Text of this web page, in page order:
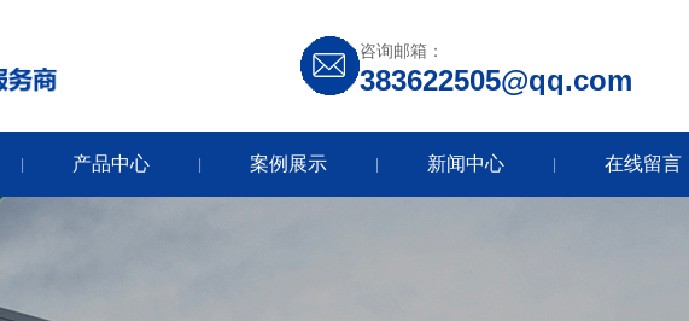
咨询邮箱：
383622505@qq.com
| 产品中心 | 案例展示 | 新闻中心 | 在线留言